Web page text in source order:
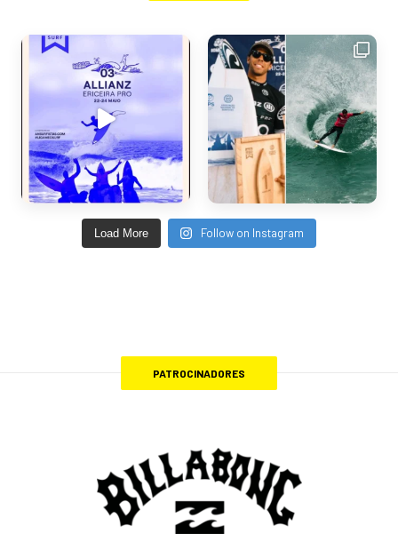
Load More Follow on Instagram
PATROCINADORES